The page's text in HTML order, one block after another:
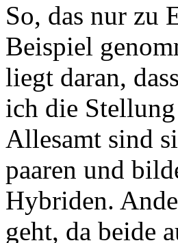
So, das nur zu
Beispiel
liegt daran,
ich die
Allesamt sind
paaren und
Hybriden.
geht, da beide